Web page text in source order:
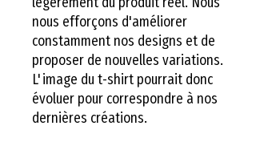
nous efforçons d'améliorer
constamment nos designs et de
proposer de nouvelles variations.
L'image du t-shirt pourrait donc
évoluer pour correspondre à nos
dernières créations.